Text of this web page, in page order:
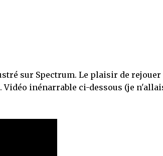
sur Spectrum. Le plaisir de rejouer
inénarrable ci-dessous (je